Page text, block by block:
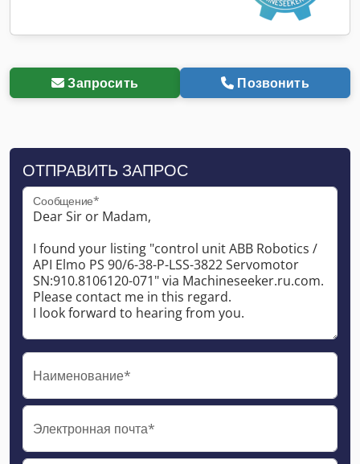
Запросить Позвонить
ОТПРАВИТЬ ЗАПРОС
Сообщение*
Наименование*
Электронная почта*